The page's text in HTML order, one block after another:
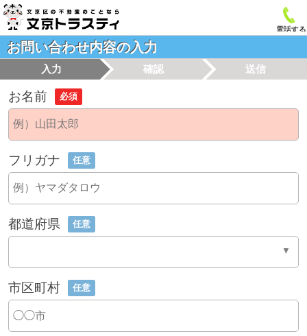
電話する
お問い合わせ内容の入力
入力 確認 送信
お名前 必須
フリガナ 任意
都道府県 任意
市区町村 任意